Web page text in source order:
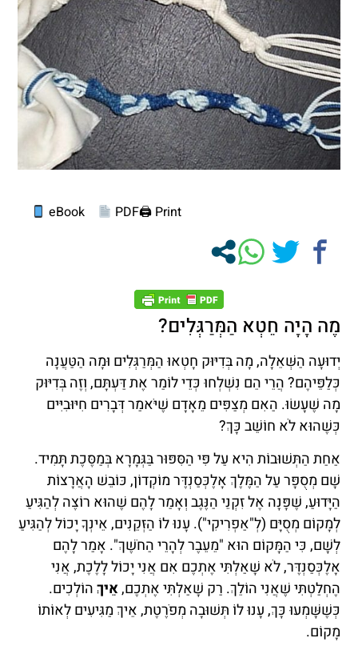
Print 🖨
PDF
eBook
מֶה הָיָה חֵטְא הַמְּרַגְּלִים?
יְדוּעָה הַשְּׁאֵלָה, מָה בְּדִיּוּק חָטְאוּ הַמְּרַגְּלִים וּמָה הַטַּעֲנָה
כְּלַפֵּיהֶם? הֲרֵי הֵם נִשְׁלְחוּ כְּדֵי לוֹמַר אֶת דַּעְתָּם, וְזֶה בְּדִיּוּק
מָה שֶׁעָשׂוּ. הַאִם מְצַפִּים מֵאָדָם שֶׁיֹּאמַר דְּבָרִים חִיּוּבִיִּים
כְּשֶׁהוּא לֹא חוֹשֵׁב כָּךְ?
אַחַת הַתְּשׁוּבוֹת הִיא עַל פִּי הַסִּפּוּר בַּגְּמָרָא בְּמַסֶּכֶת תָּמִיד.
שָׁם מְסֻפָּר עַל הַמֶּלֶךְ אָלֶכְּסַנְדֶּר מוֹקְדוֹן, כּוֹבֵשׁ הָאֲרָצוֹת
הַיָּדוּעַ, שֶׁפָּנָה אֶל זִקְנֵי הַנֶּגֶב וְאָמַר לָהֶם שֶׁהוּא רוֹצֶה לְהַגִּיעַ
לְמָקוֹם מְסֻיָּם (לְ"אַפְרִיקִי"). עָנוּ לוֹ הַזְּקֵנִים, אֵינְךָ יָכוֹל לְהַגִּיעַ
לְשָׁם, כִּי הַמָּקוֹם הוּא "מֵעֵבֶר לְהָרֵי הַחֹשֶׁךְ". אָמַר לָהֶם
אָלֶכְּסַנְדֶּר, לֹא שָׁאַלְתִּי אֶתְכֶם אִם אֲנִי יָכוֹל לָלֶכֶת, אֲנִי
הֶחְלַטְתִּי שֶׁאֲנִי הוֹלֵךְ. רַק שָׁאַלְתִּי אֶתְכֶם,אֵיךְהוֹלְכִים.
כְּשֶׁשָּׁמְעוּ כָּךְ, עָנוּ לוֹ תְּשׁוּבָה מְפֹרֶטֶת, אֵיךְ מַגִּיעִים לְאוֹתוֹ
מָקוֹם.